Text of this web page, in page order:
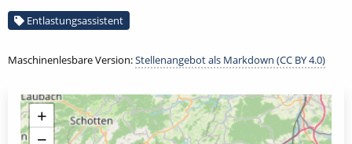
Entlastungsassistent
Maschinenlesbare Version:Stellenangebot als Markdown (CC BY 4.0)
+
−